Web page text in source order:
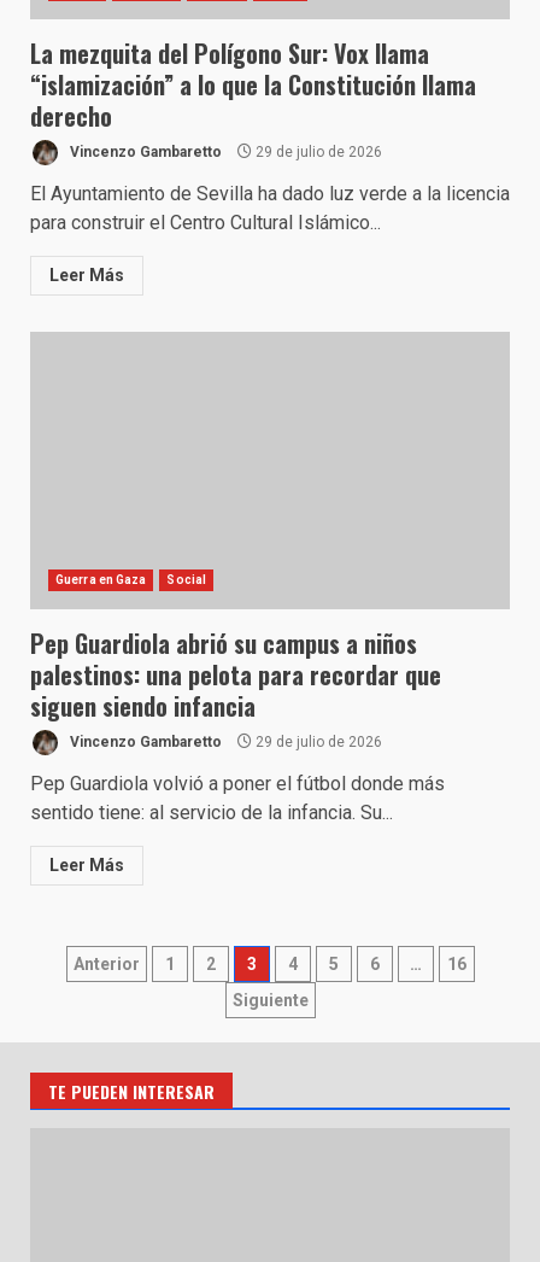
La mezquita del Polígono Sur: Vox llama
“islamización” a lo que la Constitución llama
derecho
Vincenzo Gambaretto 29 de julio de 2026
El Ayuntamiento de Sevilla ha dado luz verde a la licencia
para construir el Centro Cultural Islámico...
Leer Más
Guerra en Gaza Social
Pep Guardiola abrió su campus a niños
palestinos: una pelota para recordar que
siguen siendo infancia
Vincenzo Gambaretto 29 de julio de 2026
Pep Guardiola volvió a poner el fútbol donde más
sentido tiene: al servicio de la infancia. Su...
Leer Más
Paginación
entradas
Anterior 1 2 3 4 5 6 …
16
Siguiente
TE PUEDEN INTERESAR